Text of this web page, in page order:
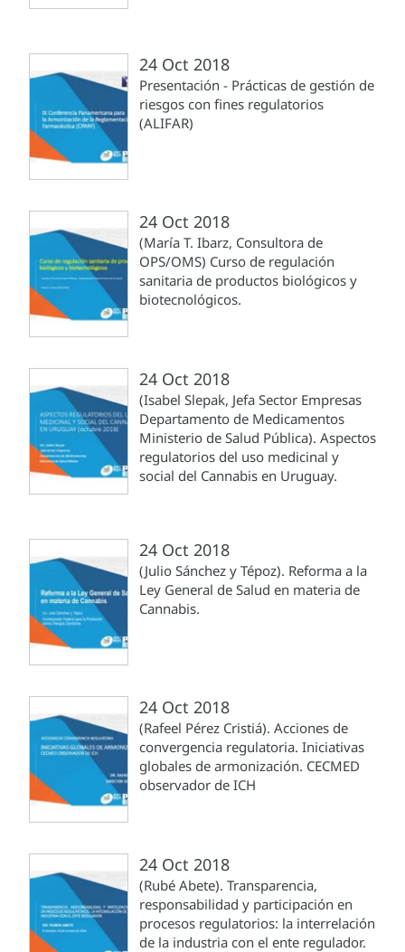
24 Oct 2018
Presentación - Prácticas de gestión de
riesgos con fines regulatorios
(ALIFAR)
24 Oct 2018
(María T. Ibarz, Consultora de
OPS/OMS) Curso de regulación
sanitaria de productos biológicos y
biotecnológicos.
24 Oct 2018
(Isabel Slepak, Jefa Sector Empresas
Departamento de Medicamentos
Ministerio de Salud Pública). Aspectos
regulatorios del uso medicinal y
social del Cannabis en Uruguay.
24 Oct 2018
(Julio Sánchez y Tépoz). Reforma a la
Ley General de Salud en materia de
Cannabis.
24 Oct 2018
(Rafeel Pérez Cristiá). Acciones de
convergencia regulatoria. Iniciativas
globales de armonización. CECMED
observador de ICH
24 Oct 2018
(Rubé Abete). Transparencia,
responsabilidad y participación en
procesos regulatorios: la interrelación
de la industria con el ente regulador.